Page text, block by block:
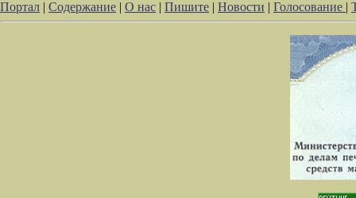
Портал | Содержание | О нас | Пишите | Новости | Голосование |